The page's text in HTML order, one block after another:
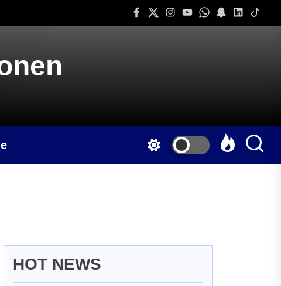
Facebook
TwitterInstagram
YoutubeWhatsapp
Snapchat
Linkedin
Tiktok
HOT NEWS